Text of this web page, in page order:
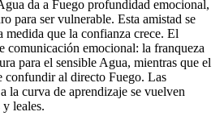
da a Fuego profundidad emocional,
para ser vulnerable. Esta amistad se
que la confianza crece. El
comunicación emocional: la franqueza
para el sensible Agua, mientras que el
confundir al directo Fuego. Las
la curva de aprendizaje se vuelven
leales.